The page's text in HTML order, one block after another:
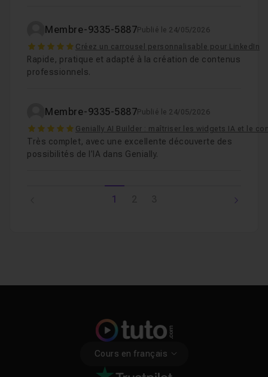
Membre-9335-5887Publié le 24/05/2026
5 Créez un carrousel personnalisable pour LinkedIn
Rapide, pratique et adapté à la création de contenus
professionnels.
Membre-9335-5887Publié le 24/05/2026
5 Genially AI Builder : maîtriser les widgets IA et le
Très complet, avec une excellente découverte des
possibilités de l’IA dans Genially.
1
Cours en français